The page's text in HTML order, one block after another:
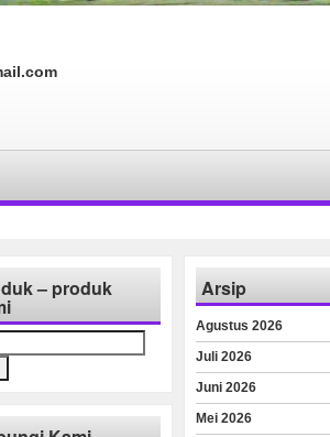
– produk Arsip
Agustus 2026
Juli 2026
Juni 2026
Mei 2026